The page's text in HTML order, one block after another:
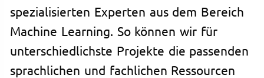
spezialisierten Experten aus dem Bereich
Machine Learning. So können wir für
unterschiedlichste Projekte die passenden
sprachlichen und fachlichen Ressourcen